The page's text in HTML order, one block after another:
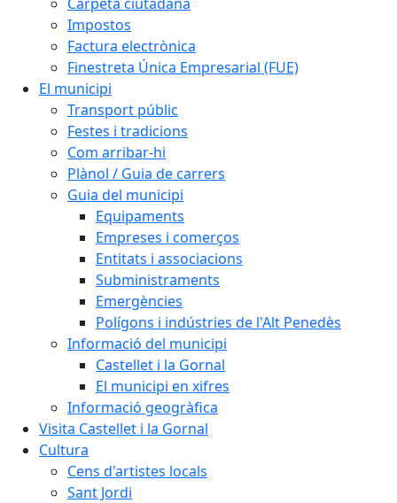
Impostos
Factura electrònica
Finestreta Única Empresarial (FUE)
El municipi
Transport públic
Festes i tradicions
Com arribar-hi
Plànol / Guia de carrers
Guia del municipi
Equipaments
Empreses i comerços
Entitats i associacions
Subministraments
Emergències
Polígons i indústries de l'Alt Penedès
Informació del municipi
Castellet i la Gornal
El municipi en xifres
Informació geogràfica
Visita Castellet i la Gornal
Cultura
Cens d'artistes locals
Sant Jordi